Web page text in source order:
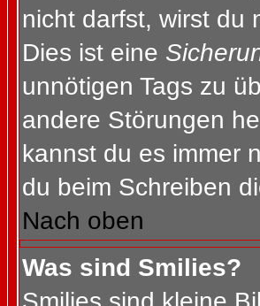
nicht darfst, wirst du
Dies ist eine
unnötigen Tags zu
andere Störungen
kannst du es immer
du beim Schreiben
Nach oben
Was sind Smilies?